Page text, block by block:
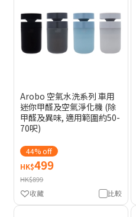
Arobo 空氣水洗系列 車用
迷你甲醛及空氣淨化機 (除
甲醛及異味, 適用範圍約50-
70呎)
44% off
HK$499
HK$899
比較
收藏